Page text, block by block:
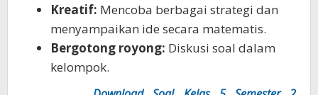
Kreatif: Mencoba berbagai strategi dan
menyampaikan ide secara matematis.
Bergotong royong: Diskusi soal dalam
kelompok.